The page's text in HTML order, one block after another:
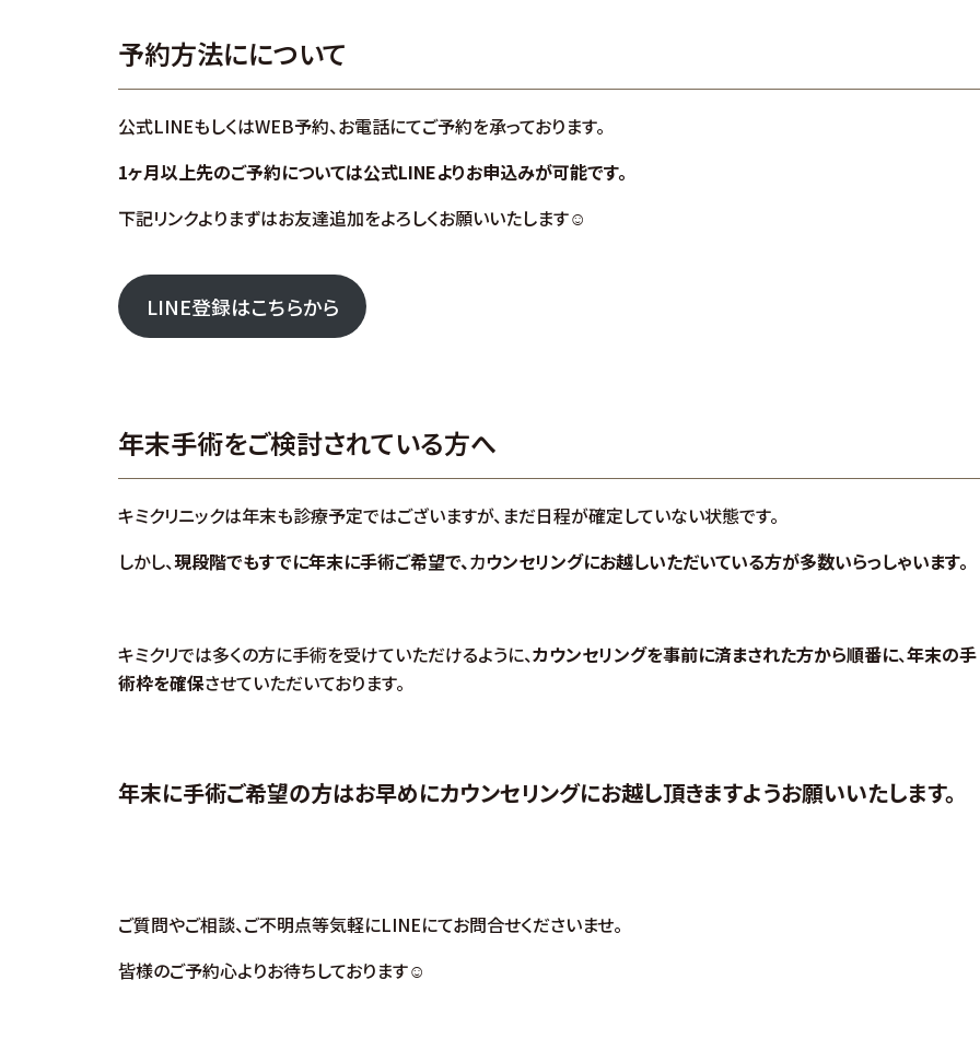
予約方法にについて
公式LINEもしくはWEB予約、お電話にてご予約を承っております。
1ヶ月以上先のご予約については公式LINEよりお申込みが可能です。
下記リンクよりまずはお友達追加をよろしくお願いいたします☺
LINE登録はこちらから
年末手術をご検討されている方へ
キミクリニックは年末も診療予定ではございますが、まだ日程が確定していない状態です。
しかし、現段階でもすでに年末に手術ご希望で、カウンセリングにお越しいただいている方が多数いらっしゃいます。
キミクリでは多くの方に手術を受けていただけるように、カウンセリングを事前に済まされた方から順番に、年末の手
術枠を確保させていただいております。
年末に手術ご希望の方はお早めにカウンセリングにお越し頂きますようお願いいたします。
ご質問やご相談、ご不明点等気軽にLINEにてお問合せくださいませ。
皆様のご予約心よりお待ちしております☺